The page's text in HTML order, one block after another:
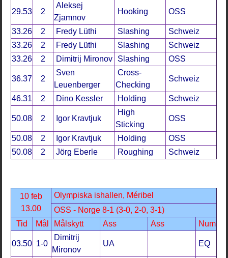
29.53 2
Aleksej
Zjamnov
Hooking OSS
33.26 2 Fredy Lüthi Slashing
Schweiz
33.26
2 Fredy Lüthi Slashing
Schweiz
33.26
2 Dimitrij Mironov Slashing OSS
36.37 2
Sven
Leuenberger
Cross-
Checking
Schweiz
46.31 2 Dino Kessler Holding Schweiz
50.08 2 Igor Kravtjuk
High
Sticking
OSS
50.08 2 Igor Kravtjuk Holding
OSS
50.08
2 Jörg Eberle Roughing Schweiz
10 feb
13.00
Olympiska ishallen, Méribel
OSS - Norge 8-1 (3-0, 2-0, 3-1)
Tid
Mål Målskytt Ass Ass Num
03.50 1-0
Dimitrij
Mironov
UA EQ